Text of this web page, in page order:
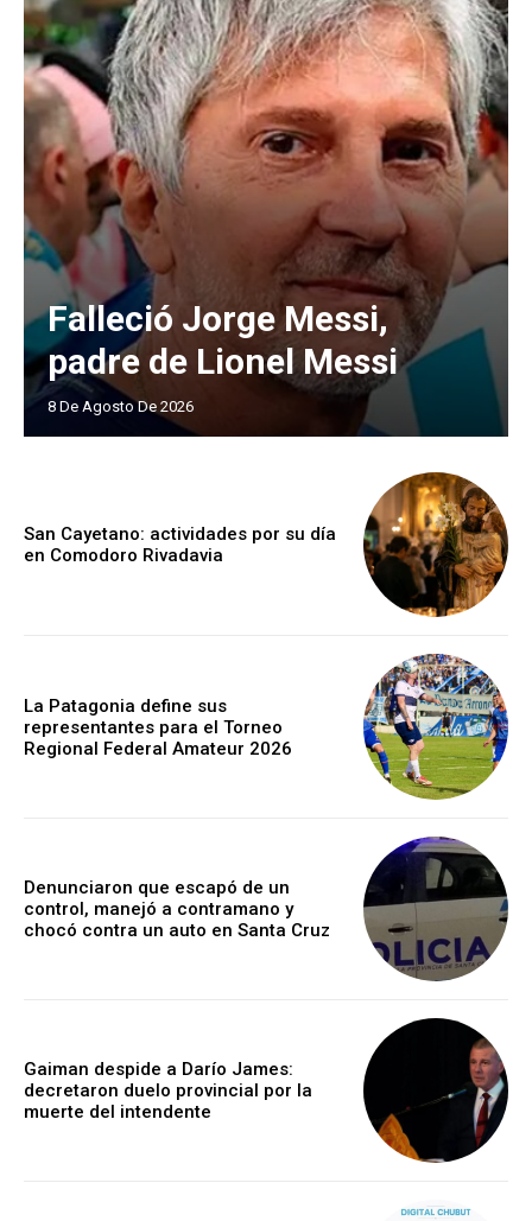
Falleció Jorge Messi,
padre de Lionel Messi
8 De Agosto De 2026
San Cayetano: actividades por su día
en Comodoro Rivadavia
La Patagonia define sus
representantes para el Torneo
Regional Federal Amateur 2026
Denunciaron que escapó de un
control, manejó a contramano y
chocó contra un auto en Santa Cruz
Gaiman despide a Darío James:
decretaron duelo provincial por la
muerte del intendente